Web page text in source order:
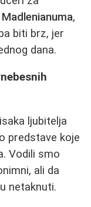
,
biti brz, jer
dana.
ljubitelja
predstave koje
Vodili smo
ali da
netaknuti.